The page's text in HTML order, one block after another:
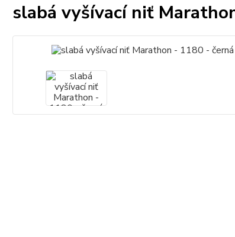
slabá vyšívací niť